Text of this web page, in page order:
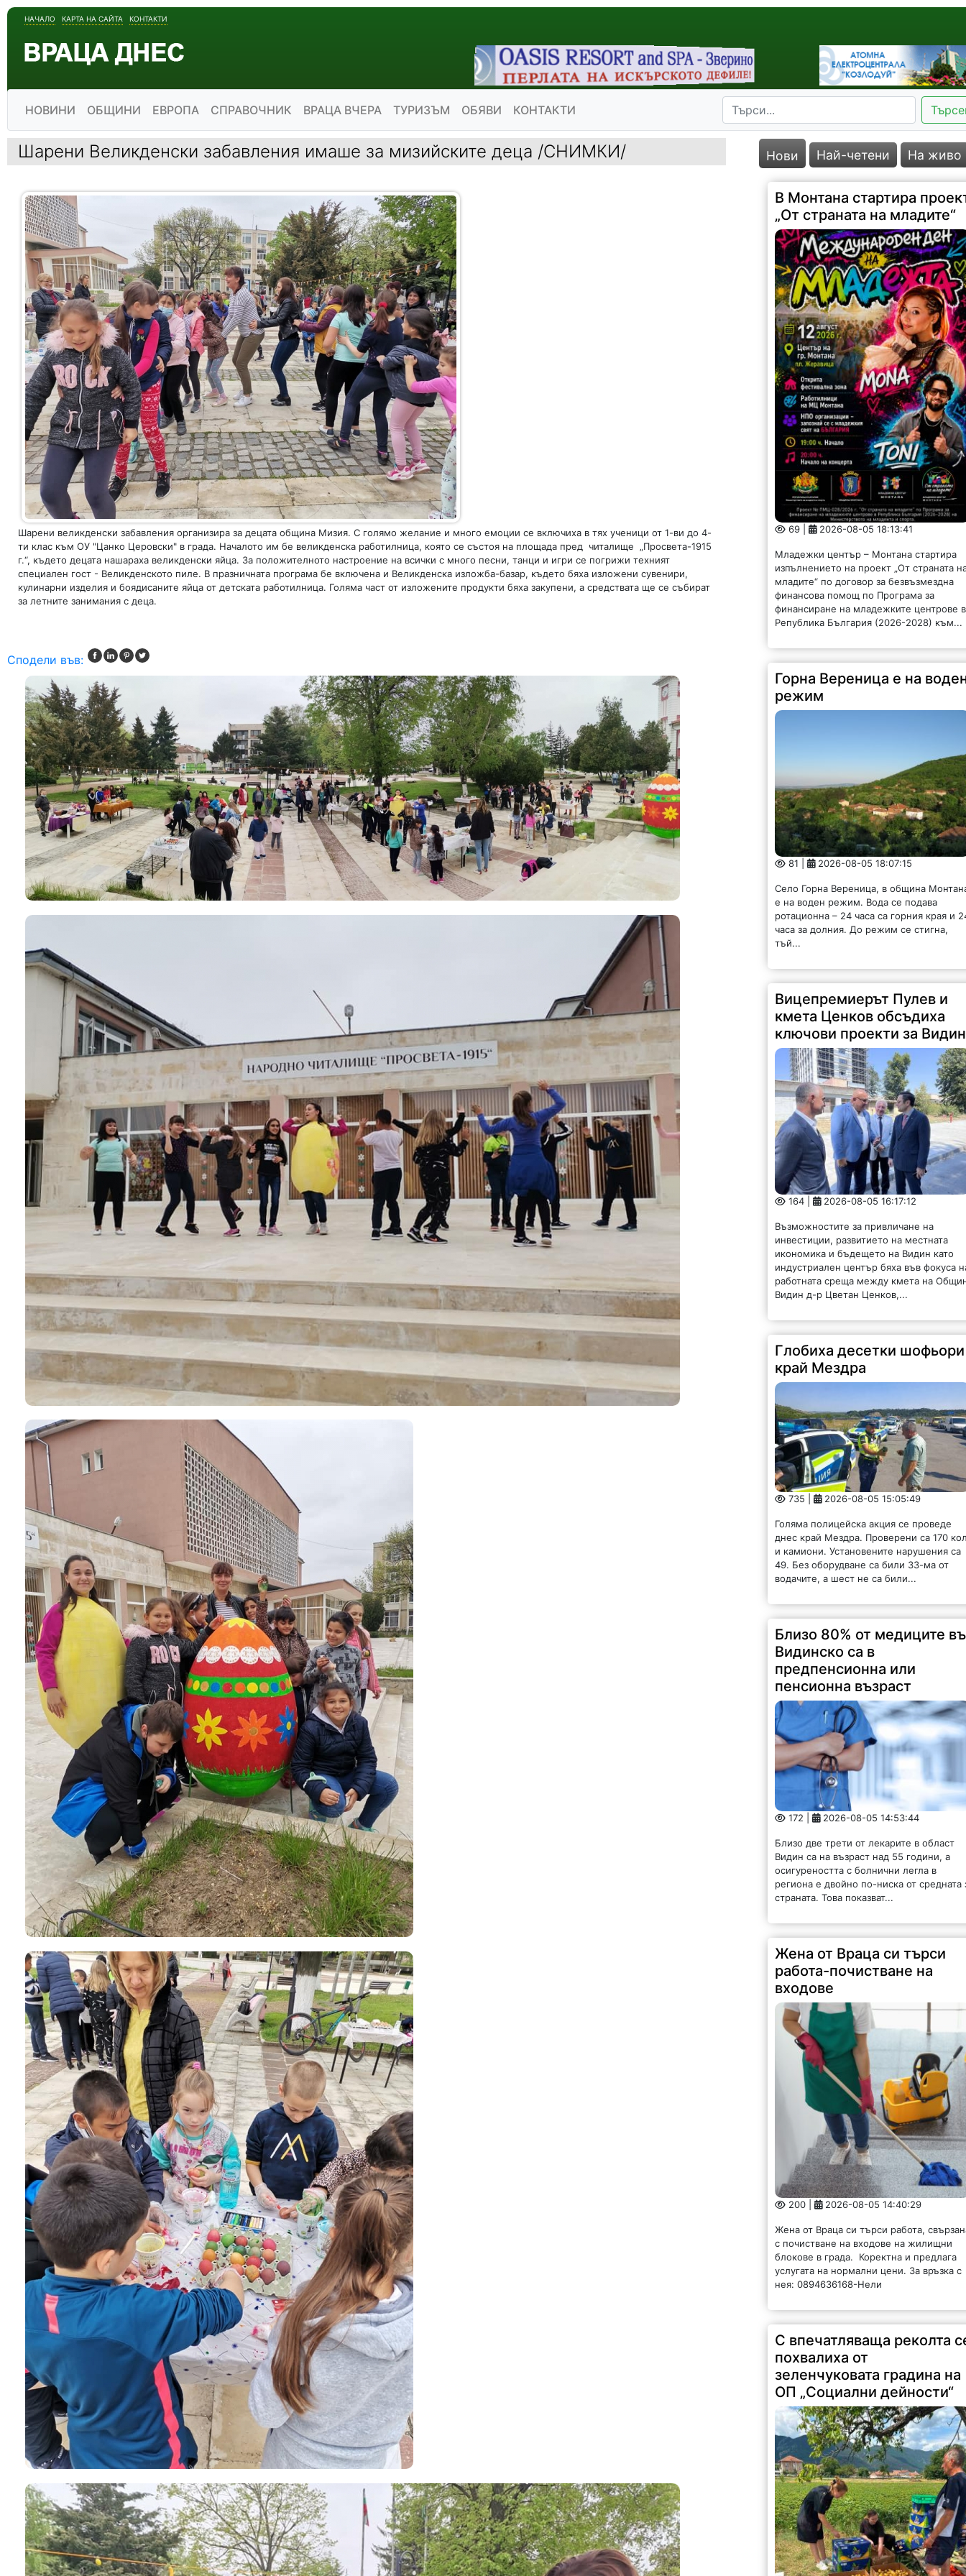
НАЧАЛО КАРТА НА САЙТА КОНТАКТИ
НОВИНИ ОБЩИНИ ЕВРОПА СПРАВОЧНИК ВРАЦА ВЧЕРА ТУРИЗЪМ ОБЯВИ КОНТАКТИ
Шарени Великденски забавления имаше за мизийските деца /СНИМКИ/
Шарени великденски забавления организира за децата община Мизия. С голямо желание и много емоции се включиха в тях ученици от 1-ви до 4-
ти клас към ОУ "Цанко Церовски" в града. Началото им бе великденска работилница, която се състоя на площада пред читалище „Просвета-1915
г.“, където децата нашараха великденски яйца. За положителното настроение на всички с много песни, танци и игри се погрижи техният
специален гост - Великденското пиле. В празничната програма бе включена и Великденска изложба-базар, където бяха изложени сувенири,
кулинарни изделия и боядисаните яйца от детската работилница. Голяма част от изложените продукти бяха закупени, а средствата ще се събират
за летните занимания с деца.
Сподели във:
Нови Най-четени На живо
В Монтана стартира
„От страната на младите“
69 | 2026-08-05 18:13:41
Младежки център – Монтана стартира
изпълнението на проект „От страната
младите“ по договор за безвъзмездна
финансова помощ по Програма за
финансиране на младежките центрове в
Република България (2026-2028) към...
Горна Вереница е на
режим
81 | 2026-08-05 18:07:15
Село Горна Вереница, в община
е на воден режим. Вода се подава
ротационна – 24 часа са горния края и
часа за долния. До режим се стигна,
тъй...
Вицепремиерът Пулев и
кмета Ценков обсъдиха
ключови проекти за Видин
164 | 2026-08-05 16:17:12
Възможностите за привличане на
инвестиции, развитието на местната
икономика и бъдещето на Видин като
индустриален център бяха във фокуса
работната среща между кмета на
Видин д-р Цветан Ценков,...
Глобиха десетки шофьори
край Мездра
735 | 2026-08-05 15:05:49
Голяма полицейска акция се проведе
днес край Мездра. Проверени са 170
и камиони. Установените нарушения са
49. Без оборудване са били 33-ма от
водачите, а шест не са били...
Близо 80% от медиците
Видинско са в
предпенсионна или
пенсионна възраст
172 | 2026-08-05 14:53:44
Близо две трети от лекарите в област
Видин са на възраст над 55 години, а
осигуреността с болнични легла в
региона е двойно по-ниска от средната
страната. Това показват...
Жена от Враца си търси
работа-почистване на
входове
200 | 2026-08-05 14:40:29
Жена от Враца си търси работа,
с почистване на входове на жилищни
блокове в града. Коректна и предлага
услугата на нормални цени. За връзка с
нея: 0894636168-Нели
С впечатляваща реколта
похвалиха от
зеленчуковата градина на
ОП „Социални дейности“